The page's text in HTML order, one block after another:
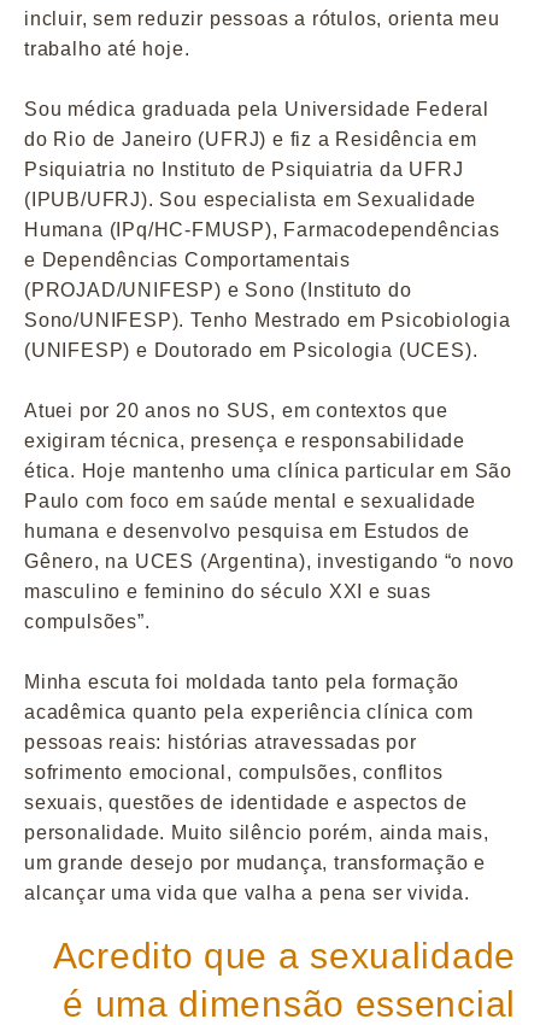
incluir, sem reduzir pessoas a rótulos, orienta meu
trabalho até hoje.
Sou médica graduada pela Universidade Federal
do Rio de Janeiro (UFRJ) e fiz a Residência em
Psiquiatria no Instituto de Psiquiatria da UFRJ
(IPUB/UFRJ). Sou especialista em Sexualidade
Humana (IPq/HC-FMUSP), Farmacodependências
e Dependências Comportamentais
(PROJAD/UNIFESP) e Sono (Instituto do
Sono/UNIFESP). Tenho Mestrado em Psicobiologia
(UNIFESP) e Doutorado em Psicologia (UCES).
Atuei por 20 anos no SUS, em contextos que
exigiram técnica, presença e responsabilidade
ética. Hoje mantenho uma clínica particular em São
Paulo com foco em saúde mental e sexualidade
humana e desenvolvo pesquisa em Estudos de
Gênero, na UCES (Argentina), investigando “o novo
masculino e feminino do século XXI e suas
compulsões”.
Minha escuta foi moldada tanto pela formação
acadêmica quanto pela experiência clínica com
pessoas reais: histórias atravessadas por
sofrimento emocional, compulsões, conflitos
sexuais, questões de identidade e aspectos de
personalidade. Muito silêncio porém, ainda mais,
um grande desejo por mudança, transformação e
alcançar uma vida que valha a pena ser vivida.
Acredito que a sexualidade
é uma dimensão essencial